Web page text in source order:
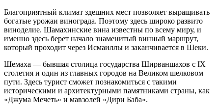
Благоприятный климат здешних мест позволяет выращивать
богатые урожаи винограда. Поэтому здесь широко развито
виноделие. Шамахинские вина известны по всему миру, и
именно здесь берет начало знаменитый винный маршрут,
который проходит через Исмаиллы и заканчивается в Шеки.
Шемаха — бывшая столица государства Ширваншахов с IX
столетия и один из главных городов на Великом шелковом
пути. Здесь турист сможет познакомиться с такими
историческими и архитектурными памятниками страны, как
«Джума Мечеть» и мавзолей «Дири Баба».